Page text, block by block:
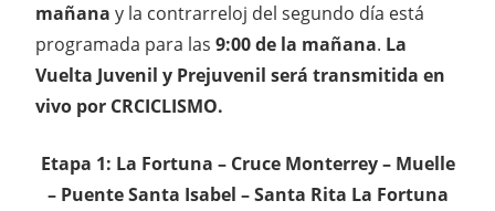
mañana y la contrarreloj del segundo día está
programada para las 9:00 de la mañana. La
Vuelta Juvenil y Prejuvenil será transmitida en
vivo por CRCICLISMO.
Etapa 1: La Fortuna – Cruce Monterrey – Muelle
– Puente Santa Isabel – Santa Rita La Fortuna